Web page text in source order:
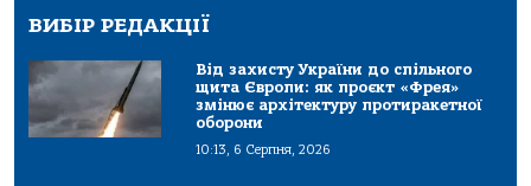
ВИБІР РЕДАКЦІЇ
Від захисту України до спільного
щита Європи: як проєкт «Фрея»
змінює архітектуру протиракетної
оборони
10:13, 6 Серпня, 2026